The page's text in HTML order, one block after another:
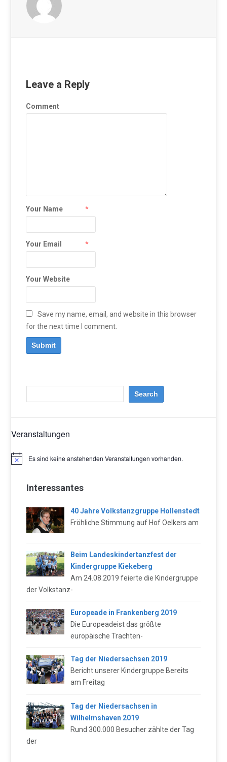
Leave a Reply
Comment
Your Name *
Your Email *
Your Website
Save my name, email, and website in this browser
for the next time I comment.
Veranstaltungen
HinweisEs sind keine anstehenden Veranstaltungen vorhanden.
Interessantes
40 Jahre Volkstanzgruppe Hollenstedt
Fröhliche Stimmung auf Hof Oelkers am
Beim Landeskindertanzfest der
Kindergruppe Kiekeberg
Am 24.08.2019 feierte die Kindergruppe
der Volkstanz-
Europeade in Frankenberg 2019
Die Europeadeist das größte
europäische Trachten-
Tag der Niedersachsen 2019
Bericht unserer Kindergruppe Bereits
am Freitag
Tag der Niedersachsen in
Wilhelmshaven 2019
Rund 300.000 Besucher zählte der Tag
der